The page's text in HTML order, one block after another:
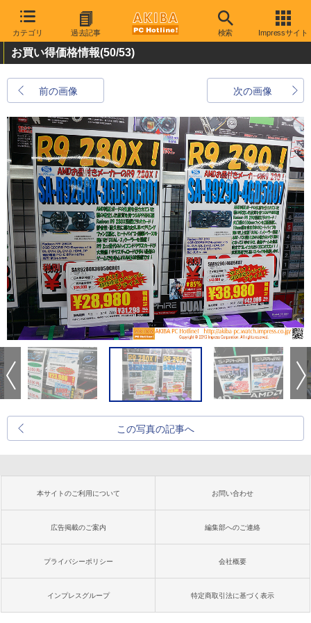
カテゴリ 過去記事 検索 Impressサイト
お買い得価格情報(50/53)
前の画像 次の画像
この写真の記事へ
本サイトのご利用について お問い合わせ
広告掲載のご案内 編集部へのご連絡
プライバシーポリシー 会社概要
インプレスグループ 特定商取引法に基づく表示